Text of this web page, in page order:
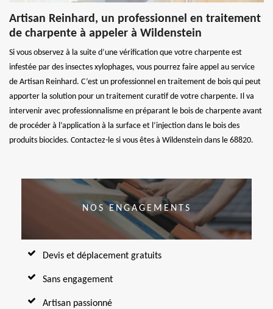
Artisan Reinhard, un professionnel en traitement
de charpente à appeler à Wildenstein
Si vous observez à la suite d’une vérification que votre charpente est
infestée par des insectes xylophages, vous pourrez faire appel au service
de Artisan Reinhard. C’est un professionnel en traitement de bois qui peut
apporter la solution pour un traitement curatif de votre charpente. Il va
intervenir avec professionnalisme en préparant le bois de charpente avant
de procéder à l’application à la surface et l’injection dans le bois des
produits biocides. Contactez-le si vous êtes à Wildenstein dans le 68820.
NOS ENGAGEMENTS
Devis et déplacement gratuits
Sans engagement
Artisan passionné